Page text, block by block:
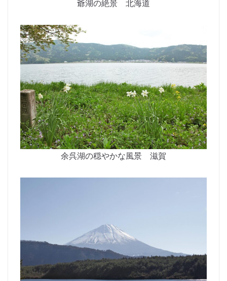
爺湖の絶景 北海道
余呉湖の穏やかな風景 滋賀